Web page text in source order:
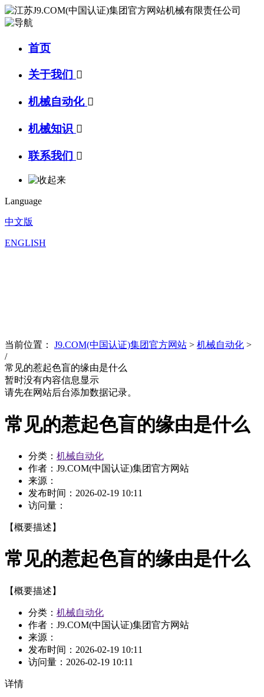
首页
关于我们 
机械自动化 
机械知识 
联系我们 
Language
中文版
ENGLISH
当前位置： J9.COM(中国认证)集团官方网站 > 机械自动化 >
/
常见的惹起色盲的缘由是什么
暂时没有内容信息显示
请先在网站后台添加数据记录。
常见的惹起色盲的缘由是什么
分类： 机械自动化
作者：J9.COM(中国认证)集团官方网站
来源：
发布时间： 2026-02-19 10:11
访问量：
【概要描述】
常见的惹起色盲的缘由是什么
【概要描述】
分类： 机械自动化
作者：J9.COM(中国认证)集团官方网站
来源：
发布时间： 2026-02-19 10:11
访问量： 2026-02-19 10:11
详情